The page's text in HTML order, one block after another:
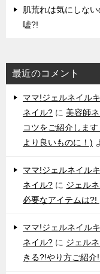
肌荒れは気にしな
嘘?!
最近のコメント
ママ!ジェルネイル
ネイル? に 美容師
コツをご紹介しま
より良いものに！)
ママ!ジェルネイル
ネイル? に ジェル
必要なアイテムは
ママ!ジェルネイル
ネイル? に ジェル
きる?!やり方ご紹